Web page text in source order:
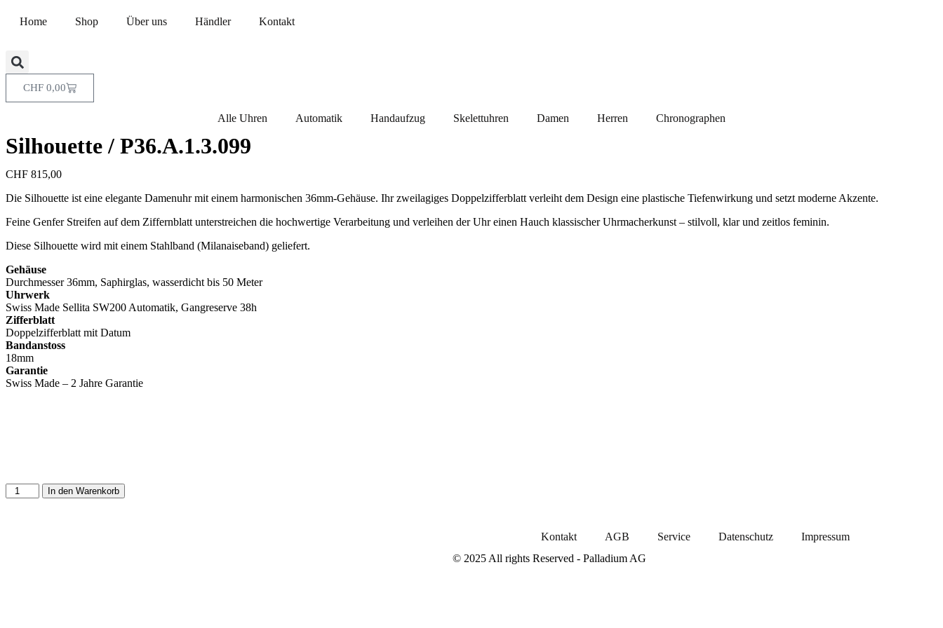
Home Shop Über uns Händler Kontakt
CHF 0,00
Alle Uhren Automatik Handaufzug Skelettuhren Damen Herren Chronographen
Silhouette / P36.A.1.3.099
CHF 815,00
Die Silhouette ist eine elegante Damenuhr mit einem harmonischen 36mm-Gehäuse. Ihr zweilagiges Doppelzifferblatt verleiht dem Design eine plastische Tiefenwirkung und setzt moderne Akzente.
Feine Genfer Streifen auf dem Ziffernblatt unterstreichen die hochwertige Verarbeitung und verleihen der Uhr einen Hauch klassischer Uhrmacherkunst – stilvoll, klar und zeitlos feminin.
Diese Silhouette wird mit einem Stahlband (Milanaiseband) geliefert.
Gehäuse
Durchmesser 36mm, Saphirglas, wasserdicht bis 50 Meter
Uhrwerk
Swiss Made Sellita SW200 Automatik, Gangreserve 38h
Zifferblatt
Doppelzifferblatt mit Datum
Bandanstoss
18mm
Garantie
Swiss Made – 2 Jahre Garantie
In den Warenkorb
Kontakt AGB Service Datenschutz
Impressum
© 2025 All rights Reserved - Palladium AG